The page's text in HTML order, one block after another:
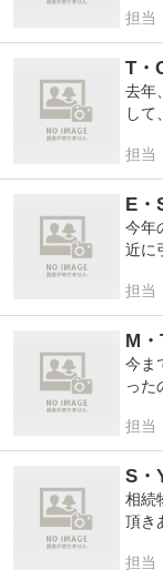
こと
お
まし
とこ
えら
と気
無か
私た
見は
お願
貸と
ここ
で
求め
れよ
たい
非
た。
てい
いい
に増
これ
うよ
助か
引っ
うご
マイ
願い
担当
T・
去年
して
ない
われ
っか
日本
思い
うご
取金
とき
で、
こ
担当
E・
今年
近に
に足
そん
った
お電
対し
き方
お部
れば
新居
担当
M
今ま
った
確保
です
を考
その
しか
担当
S・
相続
頂き
って
担当